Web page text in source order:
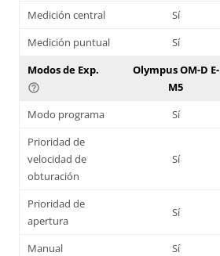
Medición central
Sí
Medición puntual
Sí
Modos de Exp.
help_outline
Olympus OM-D E-
M5
Modo programa Sí
Prioridad de
velocidad de
obturación
Sí
Prioridad de
apertura
Sí
Manual Sí